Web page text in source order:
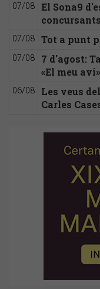
07/08
El Sona9
07/08 Tot a punt
07/08
7 d'agost:
«El meu avi»
06/08
Les veus
Carles